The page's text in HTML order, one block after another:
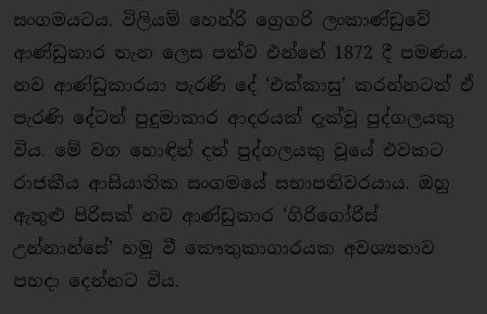
සංගමයටය. විලියම් හෙන්රි ග්‍රෙගරි ලංකාණ්ඩුවේ
ආණ්ඩුකාර තැන ලෙස පත්ව එන්නේ 1872 දී පමණය.
නව ආණ්ඩුකාරයා පැරණි දේ ‘එක්කාසු’ කරන්නටත් ඒ
පැරණි දේටත් පුදුමාකාර ආදරයක් දැක්වූ පුද්ගලයකු
විය. මේ වග හොඳින් දත් පුද්ගලයකු වූයේ එවකට
රාජකීය ආසියාතික සංගමයේ සභාපතිවරයාය. ඔහු
ඇතුළු පිරිසක් නව ආණ්ඩුකාර ‘ගිරිගෝරිස්
උන්නාන්සේ’ හමු වී කෞතුකාගාරයක අවශ්‍යතාව
පහ‌ද‌ා දෙන්නට විය.